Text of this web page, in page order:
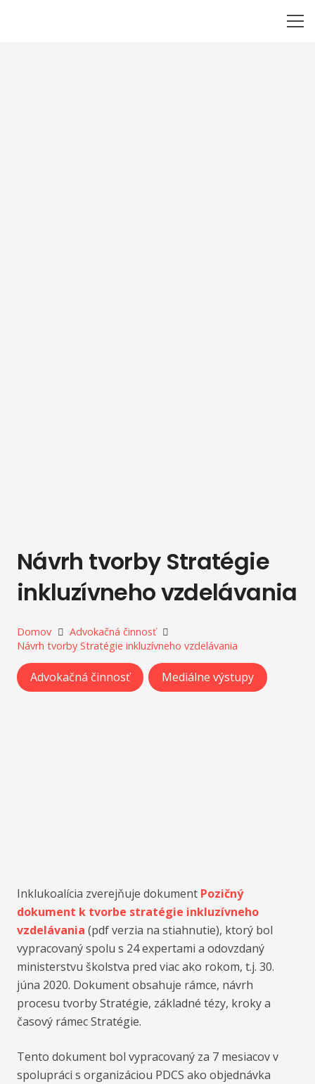
Návrh tvorby Stratégie
inkluzívneho vzdelávania
Domov
Advokačná činnosť
Návrh tvorby Stratégie inkluzívneho vzdelávania
Advokačná činnosť Mediálne výstupy
Inklukoalícia zverejňuje dokument Pozičný
dokument k tvorbe stratégie inkluzívneho
vzdelávania (pdf verzia na stiahnutie), ktorý bol
vypracovaný spolu s 24 expertami a odovzdaný
ministerstvu školstva pred viac ako rokom, t.j. 30.
júna 2020. Dokument obsahuje rámce, návrh
procesu tvorby Stratégie, základné tézy, kroky a
časový rámec Stratégie.
Tento dokument bol vypracovaný za 7 mesiacov v
spolupráci s organizáciou PDCS ako objednávka